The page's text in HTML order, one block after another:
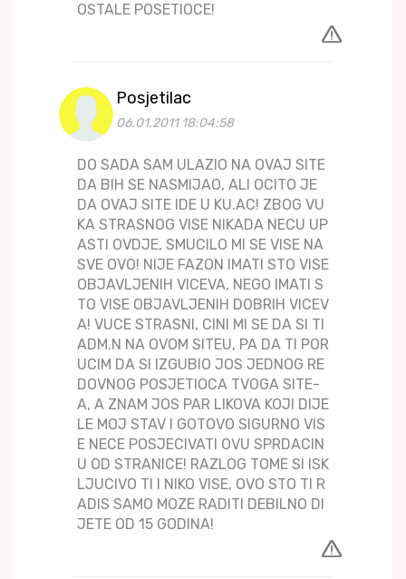
OSTALE POSETIOCE!
Posjetilac
06.01.2011 18:04:58
DO SADA SAM ULAZIO NA OVAJ SITE
DA BIH SE NASMIJAO, ALI OCITO JE
DA OVAJ SITE IDE U KU.AC! ZBOG VU
KA STRASNOG VISE NIKADA NECU UP
ASTI OVDJE, SMUCILO MI SE VISE NA
SVE OVO! NIJE FAZON IMATI STO VISE
OBJAVLJENIH VICEVA, NEGO IMATI S
TO VISE OBJAVLJENIH DOBRIH VICEV
A! VUCE STRASNI, CINI MI SE DA SI TI
ADM.N NA OVOM SITEU, PA DA TI POR
UCIM DA SI IZGUBIO JOS JEDNOG RE
DOVNOG POSJETIOCA TVOGA SITE-
A, A ZNAM JOS PAR LIKOVA KOJI DIJE
LE MOJ STAV I GOTOVO SIGURNO VIS
E NECE POSJECIVATI OVU SPRDACIN
U OD STRANICE! RAZLOG TOME SI ISK
LJUCIVO TI I NIKO VISE, OVO STO TI R
ADIS SAMO MOZE RADITI DEBILNO DI
JETE OD 15 GODINA!